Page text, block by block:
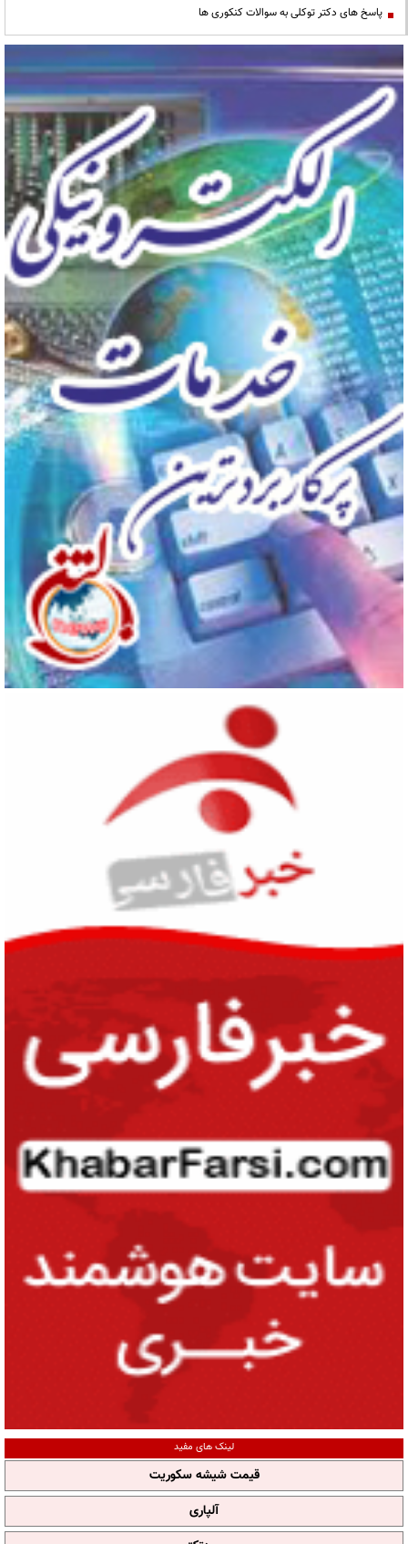
پاسخ های دکتر توکلی به سوالات کنکوری ها
لینک های مفید
قیمت شیشه سکوریت
آلپاری